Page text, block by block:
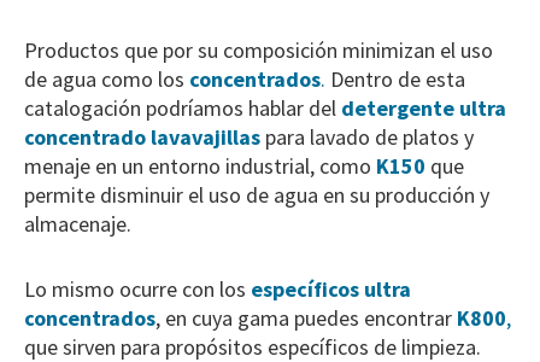
Productos que por su composición minimizan el uso
de agua como los concentrados. Dentro de esta
catalogación podríamos hablar del detergente ultra
concentrado lavavajillas para lavado de platos y
menaje en un entorno industrial, como K150 que
permite disminuir el uso de agua en su producción y
almacenaje.
Lo mismo ocurre con los específicos ultra
concentrados, en cuya gama puedes encontrar K800,
que sirven para propósitos específicos de limpieza.